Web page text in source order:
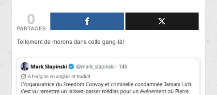
0
PARTAGES
Tellement de morons dans cette gang-là!